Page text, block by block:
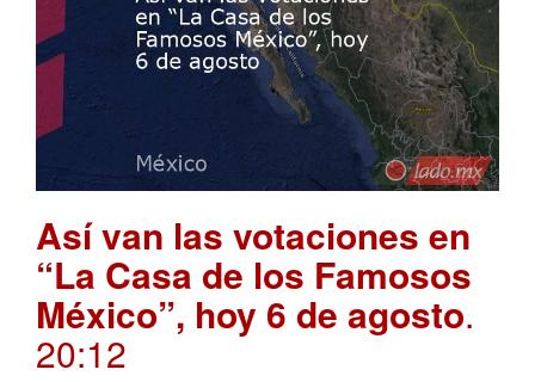
Así van las votaciones en
“La Casa de los Famosos
México”, hoy 6 de agosto.
20:12